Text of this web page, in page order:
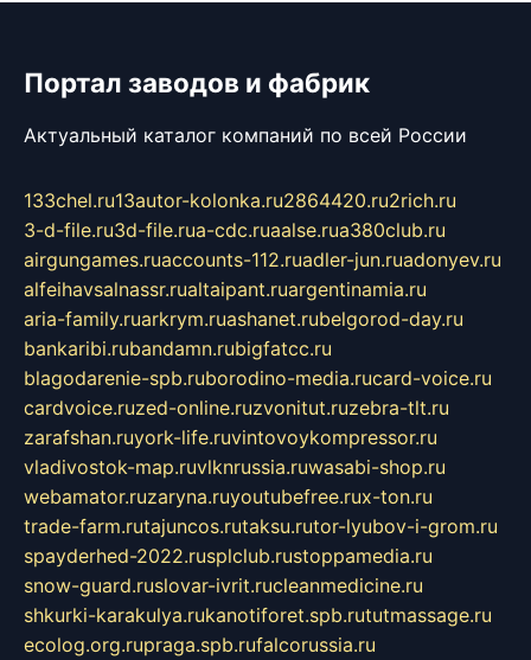
Портал заводов и фабрик
Актуальный каталог компаний по всей России
133chel.ru13autor-kolonka.ru2864420.ru2rich.ru
3-d-file.ru3d-file.rua-cdc.ruaalse.rua380club.ru
airgungames.ruaccounts-112.ruadler-jun.ruadonyev.ru
alfeihavsalnassr.rualtaipant.ruargentinamia.ru
aria-family.ruarkrym.ruashanet.rubelgorod-day.ru
bankaribi.rubandamn.rubigfatcc.ru
blagodarenie-spb.ruborodino-media.rucard-voice.ru
cardvoice.ruzed-online.ruzvonitut.ruzebra-tlt.ru
zarafshan.ruyork-life.ruvintovoykompressor.ru
vladivostok-map.ruvlknrussia.ruwasabi-shop.ru
webamator.ruzaryna.ruyoutubefree.rux-ton.ru
trade-farm.rutajuncos.rutaksu.rutor-lyubov-i-grom.ru
spayderhed-2022.rusplclub.rustoppamedia.ru
snow-guard.ruslovar-ivrit.rucleanmedicine.ru
shkurki-karakulya.rukanotiforet.spb.rututmassage.ru
ecolog.org.rupraga.spb.rufalcorussia.ru